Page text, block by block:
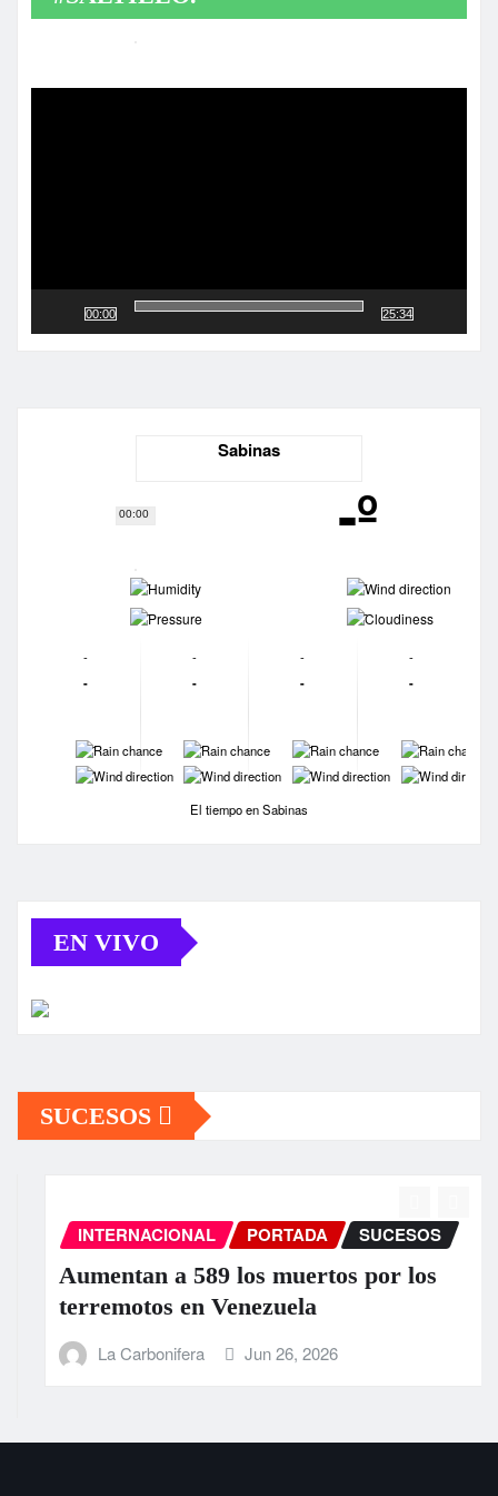
00:00
00:00
25:34
Sabinas
-º
-
-
-
-
-
-
-
-
-
-
-
-
-
-
-
-
-
-
-
-
El tiempo en Sabinas
EN VIVO
SUCESOS
INTERNACIONAL PORTADA SUCESOS
Aumentan a 589 los muertos por los
terremotos en Venezuela
La Carbonifera Jun 26, 2026